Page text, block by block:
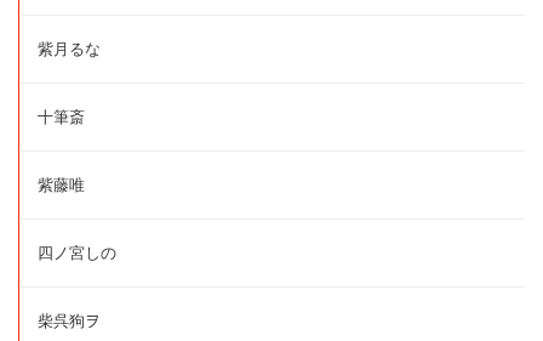
紫月るな
十筆斎
紫藤唯
四ノ宮しの
柴呉狗ヲ